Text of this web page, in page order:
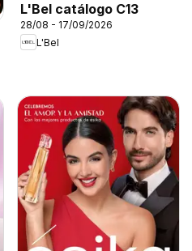
L'Bel catálogo C13
28/08 - 17/09/2026
L'Bel